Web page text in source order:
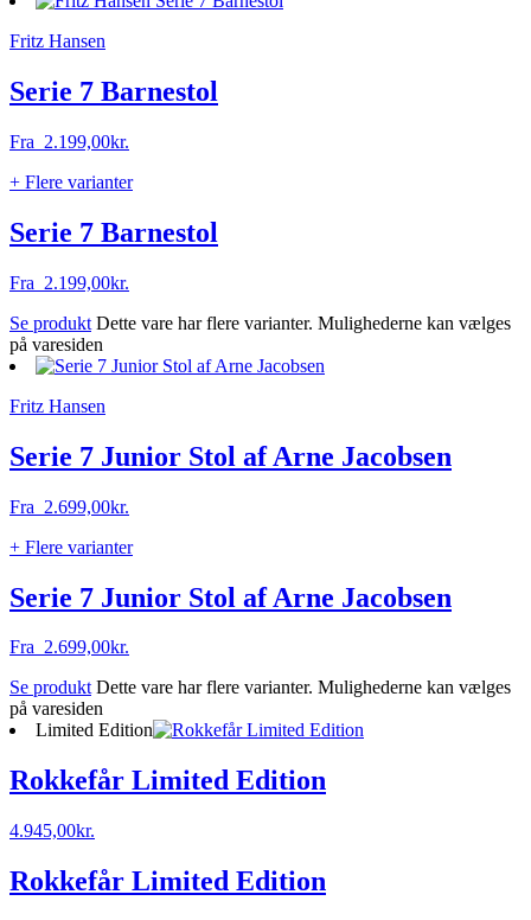
Fritz Hansen
Serie 7 Barnestol
Fra 2.199,00kr.
+ Flere varianter
Serie 7 Barnestol
Fra 2.199,00kr.
Se produkt Dette vare har flere varianter. Mulighederne kan vælges
på varesiden
Fritz Hansen
Serie 7 Junior Stol af Arne Jacobsen
Fra 2.699,00kr.
+ Flere varianter
Serie 7 Junior Stol af Arne Jacobsen
Fra 2.699,00kr.
Se produkt Dette vare har flere varianter. Mulighederne kan vælges
på varesiden
Limited Edition
Rokkefår Limited Edition
4.945,00kr.
Rokkefår Limited Edition